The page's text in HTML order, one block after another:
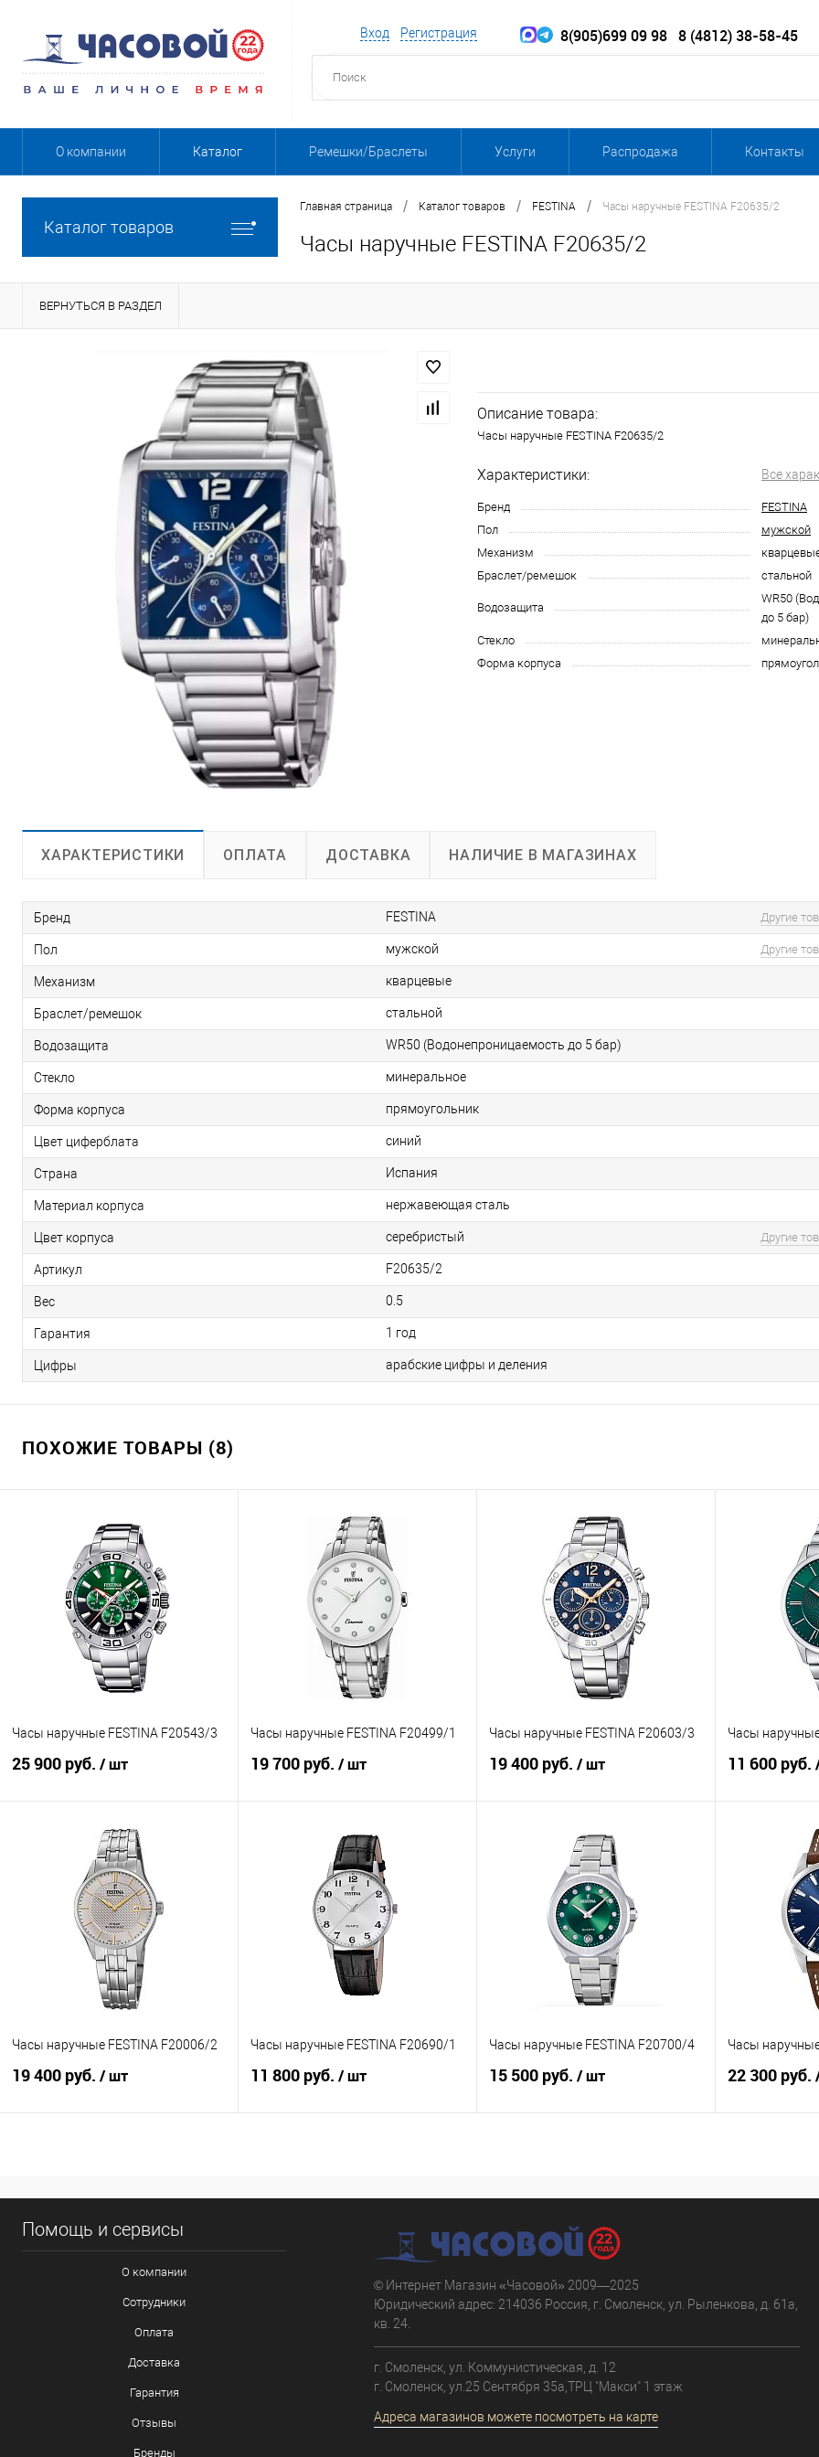
Вход Регистрация 8(905)699 09 98 8 (4812) 38-58-45
О компании Каталог Ремешки/Браслеты Услуги Распродажа Контакты
Каталог товаров
Главная страница / Каталог товаров / FESTINA / Часы наручные FESTINA F20635/2
Часы наручные FESTINA F20635/2
ВЕРНУТЬСЯ В РАЗДЕЛ
Описание товара:
Часы наручные FESTINA F20635/2
Характеристики: Все
Бренд
FESTINA
Пол
мужской
Механизм
Браслет/ремешок
стальной
Водозащита
WR50
до 5 бар)
Стекло
Форма корпуса
ХАРАКТЕРИСТИКИ ОПЛАТА ДОСТАВКА НАЛИЧИЕ В МАГАЗИНАХ
Бренд FESTINA Другие
Пол мужской Другие
Механизм кварцевые
Браслет/ремешок стальной
Водозащита WR50 (Водонепроницаемость до 5 бар)
Стекло минеральное
Форма корпуса прямоугольник
Цвет циферблата синий
Страна Испания
Материал корпуса нержавеющая сталь
Цвет корпуса серебристый Другие
Артикул F20635/2
Вес 0.5
Гарантия 1 год
Цифры арабские цифры и деления
ПОХОЖИЕ ТОВАРЫ (8)
Часы наручные FESTINA F20543/3
25 900 руб. / шт
В корзину
Купить в 1 клик
К сравнению
В избранное
В наличии
Часы наручные FESTINA F20499/1
19 700 руб. / шт
В корзину
Купить в 1 клик
К сравнению
В избранное
В наличии
Часы наручные FESTINA F20603/3
19 400 руб. / шт
В корзину
Купить в 1 клик
В избранное
В наличии
Часы
11 600 руб.
Купить в 1
В избранное
Часы наручные FESTINA F20006/2
19 400 руб. / шт
Купить в 1 клик
К сравнению
В избранное
В наличии
Часы наручные FESTINA F20690/1
11 800 руб. / шт
Купить в 1 клик
К сравнению
В наличии
Часы наручные FESTINA F20700/4
15 500 руб. / шт
Купить в 1 клик
К сравнению
В избранное
Часы
22 300 руб.
Купить в 1
Помощь и сервисы
О компании
Сотрудники
Оплата
Доставка
Гарантия
Отзывы
Бренды
© Интернет Магазин «Часовой» 2009—2025
Юридический адрес: 214036 Россия, г. Смоленск, ул. Рыленкова, д. 61а,
кв. 24.
г. Смоленск, ул. Коммунистическая, д. 12
г. Смоленск, ул.25 Сентября 35а,ТРЦ "Макси" 1 этаж
Адреса магазинов можете посмотреть на карте